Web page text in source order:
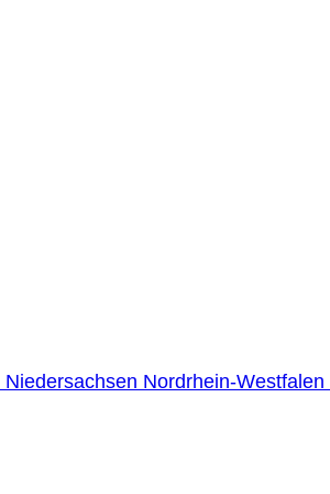
Niedersachsen Nordrhein-Westfalen